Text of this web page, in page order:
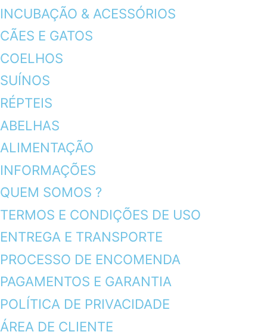
INCUBAÇÃO & ACESSÓRIOS
CÃES E GATOS
COELHOS
SUÍNOS
RÉPTEIS
ABELHAS
ALIMENTAÇÃO
INFORMAÇÕES
QUEM SOMOS ?
TERMOS E CONDIÇÕES DE USO
ENTREGA E TRANSPORTE
PROCESSO DE ENCOMENDA
PAGAMENTOS E GARANTIA
POLÍTICA DE PRIVACIDADE
ÁREA DE CLIENTE